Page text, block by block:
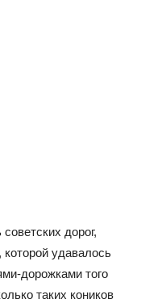
дорог,
удавалось
дорожками того
таких коников